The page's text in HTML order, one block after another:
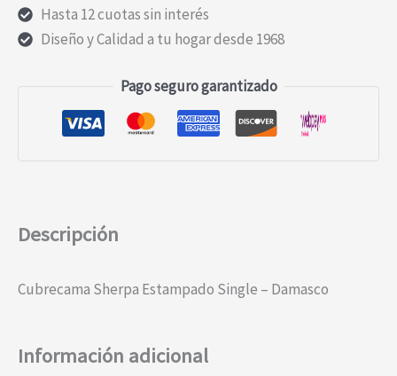
Hasta 12 cuotas sin interés
Diseño y Calidad a tu hogar desde 1968
Pago seguro garantizado
Descripción
Cubrecama Sherpa Estampado Single – Damasco
Información adicional